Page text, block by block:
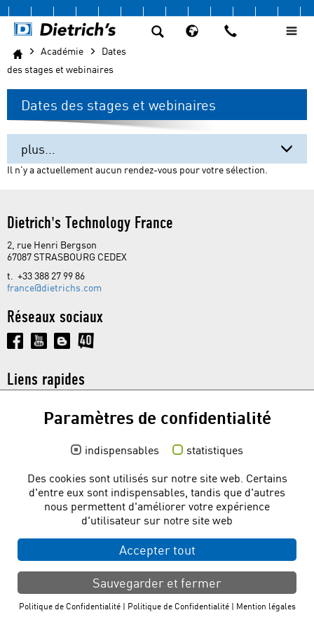
Académie
Dates
des stages et webinaires
Dates des stages et webinaires
plus...
Dates des stages et webinaires
Forum Utilisateurs
Soutien aux Etudiants
Soutien aux Enseignants
Il n'y a actuellement aucun rendez-vous pour votre sélection.
Dietrich's Technology France
2, rue Henri Bergson
67087 STRASBOURG CEDEX
t. +33 388 27 99 86
france@dietrichs.com
Réseaux sociaux
Liens rapides
Base de connaissances
© 2026 dietrichs.com
Politique de Confidentialité
Mention légales
Paramètres de confidentialité
indispensables
statistiques
Des cookies sont utilisés sur notre site web. Certains
d'entre eux sont indispensables, tandis que d'autres
nous permettent d'améliorer votre expérience
d'utilisateur sur notre site web
Accepter tout
Sauvegarder et fermer
Politique de Confidentialité| Politique de Confidentialité| Mention légales